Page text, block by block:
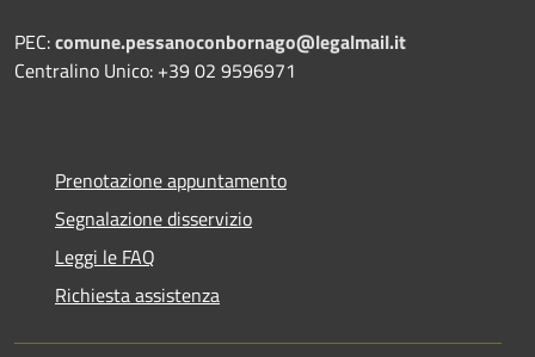
PEC:comune.pessanoconbornago@legalmail.it
Centralino Unico: +39 02 9596971
Prenotazione appuntamento
Segnalazione disservizio
Leggi le FAQ
Richiesta assistenza